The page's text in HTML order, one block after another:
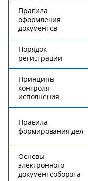
Правила
оформления
документов
Порядок
регистрации
Принципы
контроля
исполнения
Правила
формирования дел
Основы
электронного
документооборота